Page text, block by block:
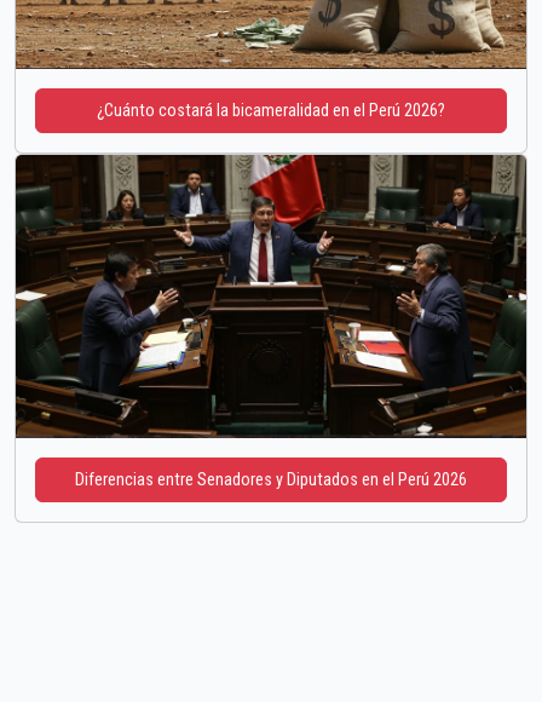
¿Cuánto costará la bicameralidad en el Perú 2026?
Diferencias entre Senadores y Diputados en el Perú 2026